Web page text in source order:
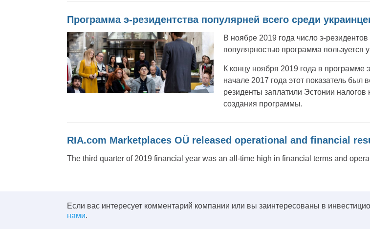
Программа э-резидентства популярней всего среди
В ноябре 2019 года число э-
популярностью программа пользуется
К концу ноября 2019 года в программе
начале 2017 года этот показатель был
резиденты заплатили Эстонии
создания программы.
RIA.com Marketplaces OÜ released operational and financial
The third quarter of 2019 financial year was an all-time high in financial terms and
Если вас интересует комментарий компании или вы заинтересованы в
нами.